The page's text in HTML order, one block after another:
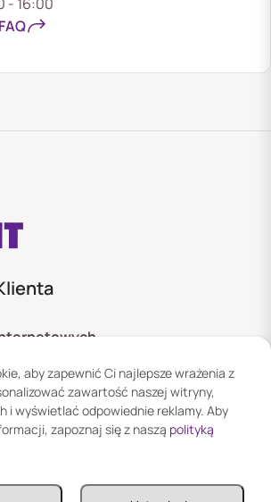
aby zapewnić Ci najlepsze wrażenia z
zawartość naszej witryny,
i wyświetlać odpowiednie reklamy. Aby
zapoznaj się z naszą polityką